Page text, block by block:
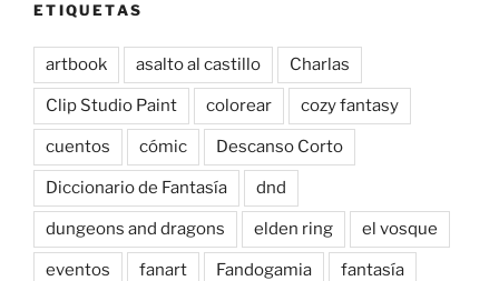
ETIQUETAS
artbook asalto al castillo Charlas
Clip Studio Paint colorear cozy fantasy
cuentos cómic Descanso Corto
Diccionario de Fantasía dnd
dungeons and dragons elden ring el vosque
eventos fanart Fandogamia fantasía